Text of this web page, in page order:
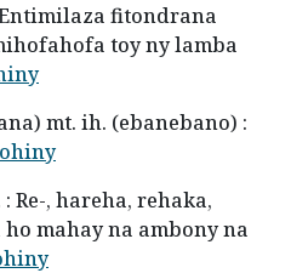
fitondrana
toy ny lamba
mt. ih. (ebanebano) :
Re-, hareha, rehaka,
mahay na ambony na